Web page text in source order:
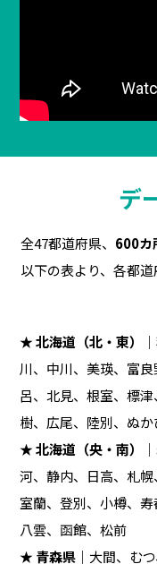
デ
全47都道府県、 600カ
以下の表より、各都
★北海道（北・東）
川、中川、美瑛、富
呂、北見、根室、標
樹、広尾、陸別、ぬ
★北海道（央・南）
河、静内、日高、札幌
室蘭、登別、小樽、寿
八雲、函館、松前
★ 青森県 ｜大間、む